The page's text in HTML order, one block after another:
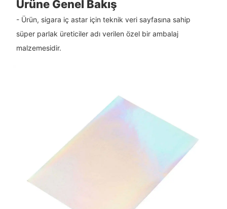
Ürüne Genel Bakış
- Ürün, sigara iç astar için teknik veri sayfasına sahip
süper parlak üreticiler adı verilen özel bir ambalaj
malzemesidir.